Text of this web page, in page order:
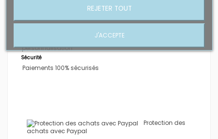
personnalisable chevalet
personnalisation
Sécurité
Paiements 100% sécurisés
Protection des
achats avec Paypal
REJETER TOUT
J'ACCEPTE